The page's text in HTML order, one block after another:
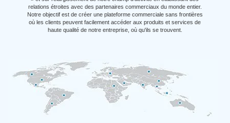
relations étroites avec des partenaires commerciaux du monde entier.
Notre objectif est de créer une plateforme commerciale sans frontières
où les clients peuvent facilement accéder aux produits et services de
haute qualité de notre entreprise, où qu'ils se trouvent.